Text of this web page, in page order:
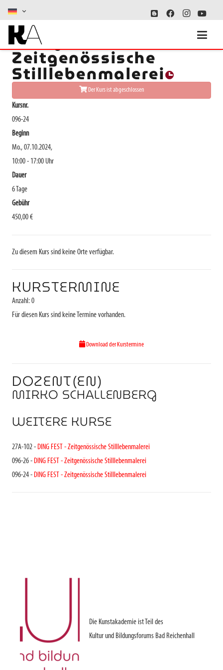
DING FEST -
Zeitgenössische
Stilllebenmalerei
Der Kurs ist abgeschlossen
Kursnr.
096-24
Beginn
Mo., 07.10.2024,
10:00 - 17:00 Uhr
Dauer
6 Tage
Gebühr
450,00 €
Zu diesem Kurs sind keine Orte verfügbar.
KURSTERMINE
Anzahl: 0
Für diesen Kurs sind keine Termine vorhanden.
Download der Kurstermine
DOZENT(EN)
MIRKO SCHALLENBERG
WEITERE KURSE
27A-102 - DING FEST - Zeitgenössische Stilllebenmalerei
096-26 - DING FEST - Zeitgenössische Stilllebenmalerei
096-24 - DING FEST - Zeitgenössische Stilllebenmalerei
Die Kunstakademie ist Teil des
Kultur und Bildungsforums Bad Reichenhall